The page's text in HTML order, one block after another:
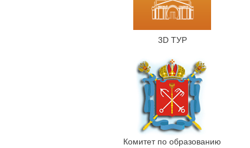
3D ТУР
Комитет по образованию